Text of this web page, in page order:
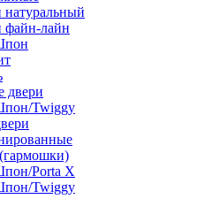
лайн
двери
Twiggy
Porta X
Twiggy